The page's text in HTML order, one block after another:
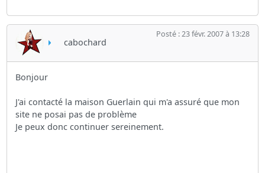
cabochard
Posté : 23 févr. 2007 à 13:28
Bonjour
J'ai contacté la maison Guerlain qui m'a assuré que mon
site ne posai pas de problème
Je peux donc continuer sereinement.